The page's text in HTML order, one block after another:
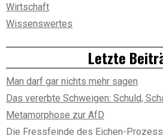
Wirtschaft
Wissenswertes
Letzte
Man darf gar nichts mehr sagen
Das vererbte Schweigen: Schuld,
Metamorphose zur AfD
Die Fressfeinde des Eichen-